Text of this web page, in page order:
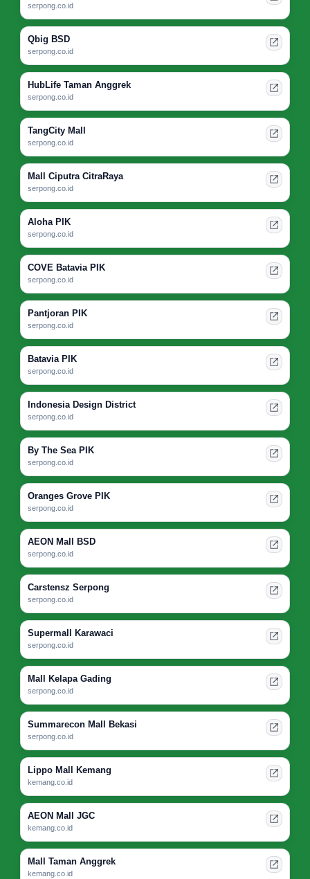
serpong.co.id
Qbig BSD
serpong.co.id
HubLife Taman Anggrek
serpong.co.id
TangCity Mall
serpong.co.id
Mall Ciputra CitraRaya
serpong.co.id
Aloha PIK
serpong.co.id
COVE Batavia PIK
serpong.co.id
Pantjoran PIK
serpong.co.id
Batavia PIK
serpong.co.id
Indonesia Design District
serpong.co.id
By The Sea PIK
serpong.co.id
Oranges Grove PIK
serpong.co.id
AEON Mall BSD
serpong.co.id
Carstensz Serpong
serpong.co.id
Supermall Karawaci
serpong.co.id
Mall Kelapa Gading
serpong.co.id
Summarecon Mall Bekasi
serpong.co.id
Lippo Mall Kemang
kemang.co.id
AEON Mall JGC
kemang.co.id
Mall Taman Anggrek
kemang.co.id